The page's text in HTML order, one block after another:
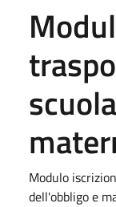
Modulo
dell'obbligo e